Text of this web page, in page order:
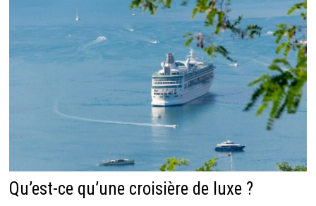
Qu’est-ce qu’une croisière de luxe ?